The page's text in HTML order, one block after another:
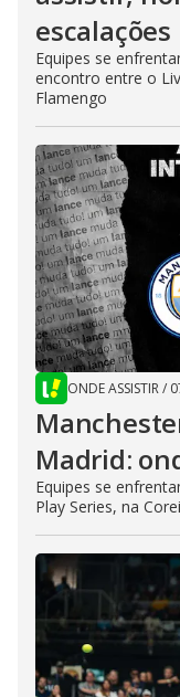
escalações
Equipes se
encontro entre o
Flamengo
ONDE ASSISTIR/
Madrid:
Equipes se
Play Series, na